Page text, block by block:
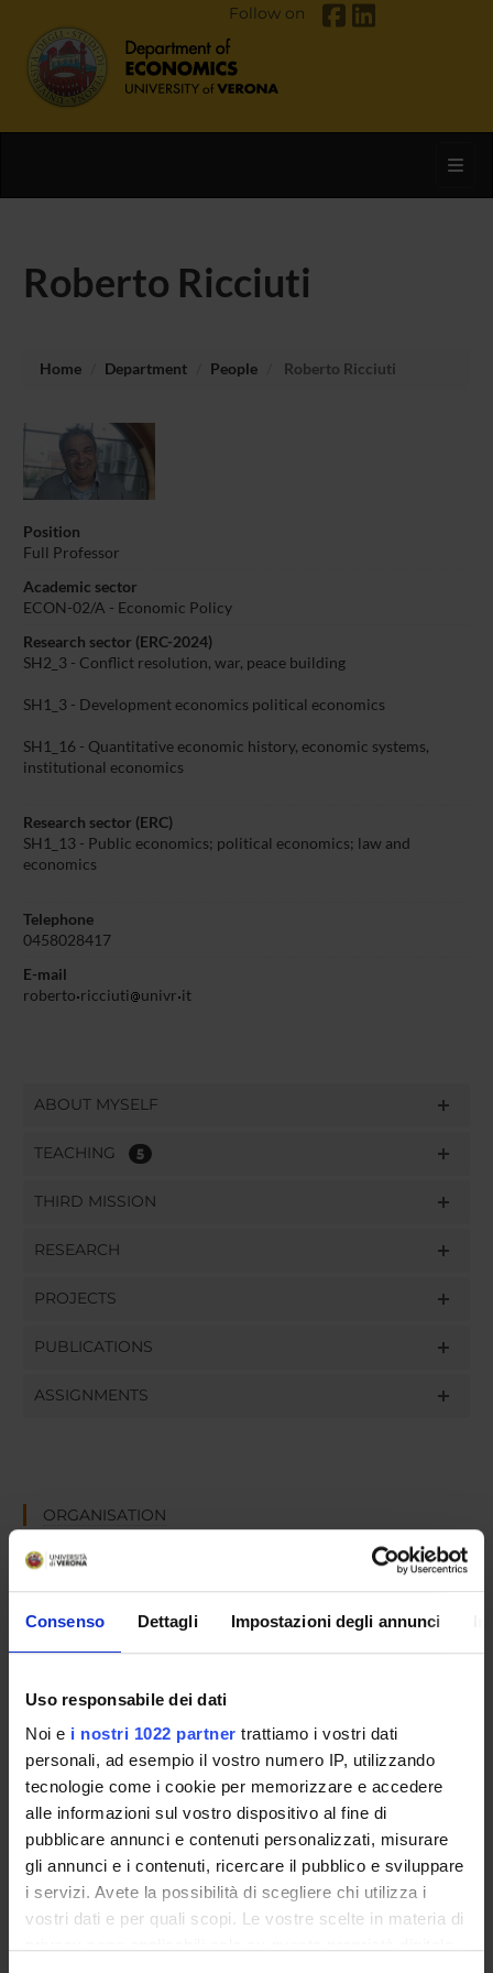
Consenso Dettagli Impostazioni degli annunci
Uso responsabile dei dati
Noi e i nostri 1022 partner trattiamo i vostri dati
personali, ad esempio il vostro numero IP, utilizzando
tecnologie come i cookie per memorizzare e accedere
alle informazioni sul vostro dispositivo al fine di
pubblicare annunci e contenuti personalizzati, misurare
gli annunci e i contenuti, ricercare il pubblico e sviluppare
i servizi. Avete la possibilità di scegliere chi utilizza i
vostri dati e per quali scopi. Le vostre scelte in materia di
Follow on
Roberto Ricciuti
Home Department People Roberto Ricciuti
Position
Full Professor
Academic sector
ECON-02/A - Economic Policy
Research sector (ERC-2024)
SH2_3 - Conflict resolution, war, peace building
SH1_3 - Development economics political economics
SH1_16 - Quantitative economic history, economic systems,
institutional economics
Research sector (ERC)
SH1_13 - Public economics; political economics; law and
economics
Telephone
0458028417
E-mail
roberto ricciuti univr it
ABOUT MYSELF
TEACHING 5
THIRD MISSION
RESEARCH
PROJECTS
PUBLICATIONS
ASSIGNMENTS
ORGANISATION
GOVERNANCE
COMMITTEES
DEPARTMENT ADMINISTRATION OFFICES
STUDENT ADMINISTRATION OFFICES
DEPARTMENT FACILITIES
RESEARCH LABORATORIES
RESEARCH CENTRES
SPIN OFF AND COMPANIES